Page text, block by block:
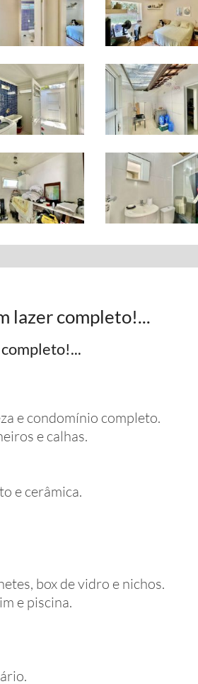
lazer completo!...
e condomínio completo.
e calhas.
e cerâmica.
box de vidro e nichos.
e piscina.